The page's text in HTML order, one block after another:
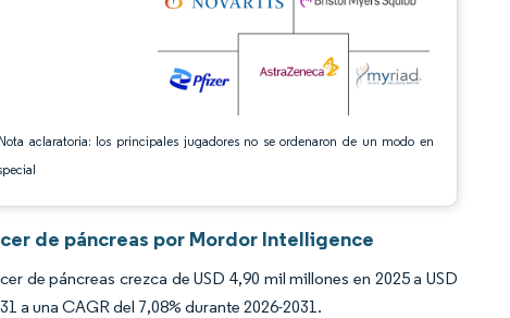
aclaratoria: los principales jugadores no se ordenaron de un modo en
de páncreas por Mordor Intelligence
de páncreas crezca de USD 4,90 mil millones en 2025 a USD
a una CAGR del 7,08% durante 2026-2031.